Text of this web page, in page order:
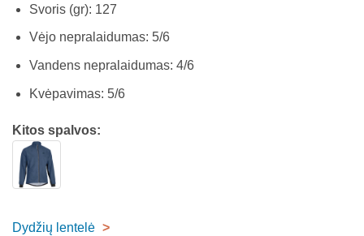
Svoris (gr): 127
Vėjo nepralaidumas: 5/6
Vandens nepralaidumas: 4/6
Kvėpavimas: 5/6
Kitos spalvos:
Dydžių lentelė >